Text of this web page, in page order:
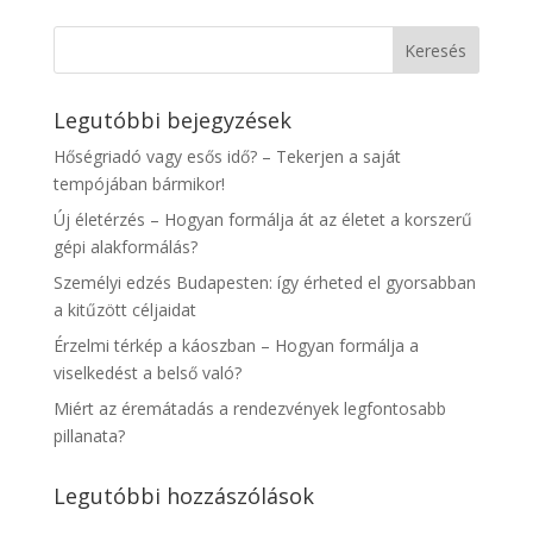
Legutóbbi bejegyzések
Hőségriadó vagy esős idő? – Tekerjen a saját
tempójában bármikor!
Új életérzés – Hogyan formálja át az életet a korszerű
gépi alakformálás?
Személyi edzés Budapesten: így érheted el gyorsabban
a kitűzött céljaidat
Érzelmi térkép a káoszban – Hogyan formálja a
viselkedést a belső való?
Miért az éremátadás a rendezvények legfontosabb
pillanata?
Legutóbbi hozzászólások